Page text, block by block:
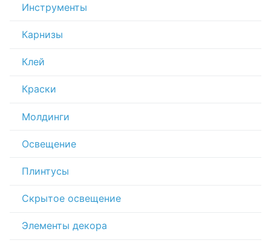
Инструменты
Карнизы
Клей
Краски
Молдинги
Освещение
Плинтусы
Скрытое освещение
Элементы декора